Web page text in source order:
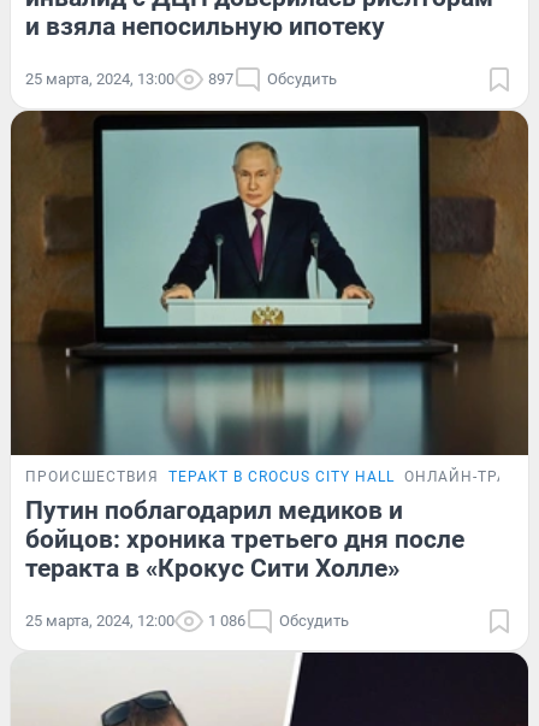
и взяла непосильную ипотеку
25 марта, 2024, 13:00 897 Обсудить
ПРОИСШЕСТВИЯ ТЕРАКТ В CROCUS CITY HALL ОНЛАЙН-
Путин поблагодарил медиков и
бойцов: хроника третьего дня после
теракта в «Крокус Сити Холле»
25 марта, 2024, 12:00 1 086 Обсудить